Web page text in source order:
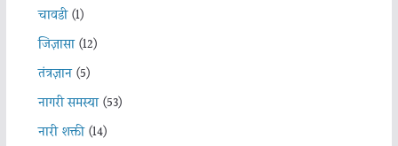
चावडी(1)
जिज्ञासा(12)
तंत्रज्ञान(5)
नागरी समस्या(53)
नारी शक्ती(14)